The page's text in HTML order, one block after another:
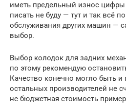
иметь предельный износ
писать не буду — тут и так всё
обслуживания других машин —
выбор.
Выбор колодок для задних
по этому рекомендую
Качество конечно могло быть и
остальных производителей не
не бюджетная стоимость